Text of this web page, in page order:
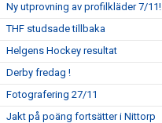
Ny utprovning av profilkläder 7/11!
THF studsade tillbaka
Helgens Hockey resultat
Derby fredag !
Fotografering 27/11
Jakt på poäng fortsätter i Nittorp